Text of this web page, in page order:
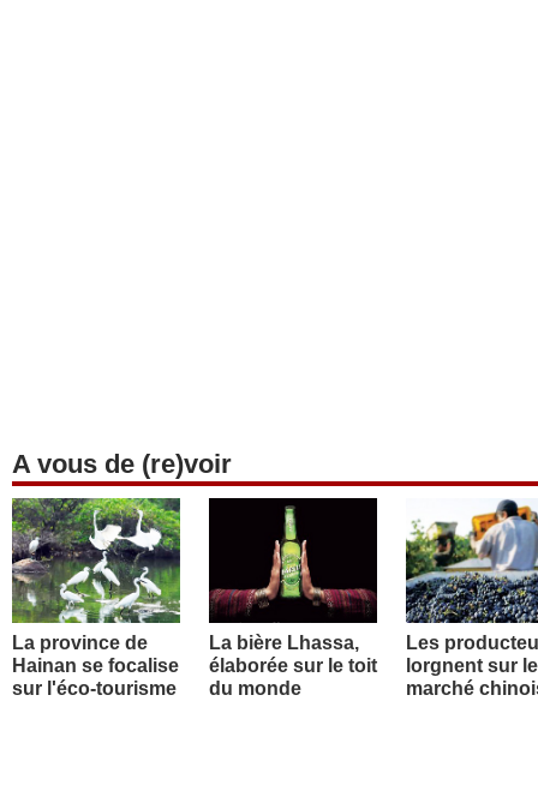
A vous de (re)voir
La province de
Hainan se focalise
sur l'éco-tourisme
La bière Lhassa,
élaborée sur le toit
du monde
Les
lorgnent sur le
marché